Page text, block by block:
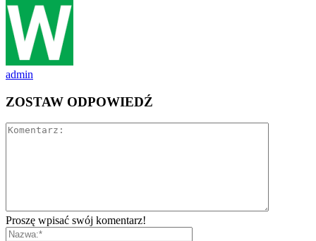
admin
ZOSTAW ODPOWIEDŹ
Proszę wpisać swój komentarz!